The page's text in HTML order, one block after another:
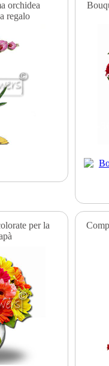
orchidea
regalo
per la